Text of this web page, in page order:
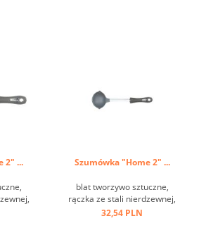
2" ...
...
Szumówka "Home 2" ...
blat tworzywo sztuczne,
rączka ze stali nierdzewnej,
uchwyt tworzywo sztuczne,
32,54 PLN